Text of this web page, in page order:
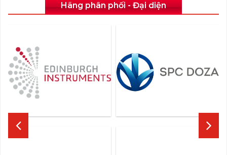
Hãng phân phối - Đại diện